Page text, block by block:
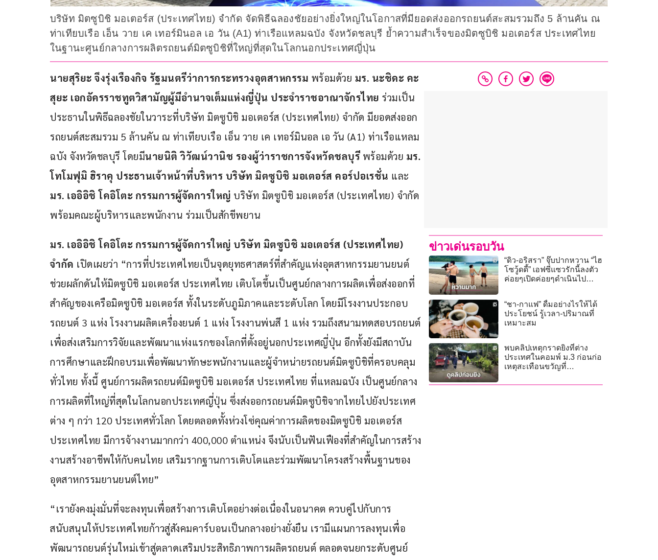
บริษัท มิตซูบิชิ มอเตอร์ส (ประเทศไทย) จำกัด จัดพิธีฉลองชัยอย่างยิ่งใหญ่ในโอกาสที่มียอดส่งออกรถยนต์สะสมรวมถึง 5 ล้านคัน ณ
ท่าเทียบเรือ เอ็น วาย เค เทอร์มินอล เอ วัน (A1) ท่าเรือแหลมฉบัง จังหวัดชลบุรี ย้ำความสำเร็จของมิตซูบิชิ มอเตอร์ส ประเทศไทย
ในฐานะศูนย์กลางการผลิตรถยนต์มิตซูบิชิที่ใหญ่ที่สุดในโลกนอกประเทศญี่ปุ่น
นายสุริยะ จึงรุ่งเรืองกิจ รัฐมนตรีว่าการกระทรวงอุตสาหกรรม พร้อมด้วย มร. นะชิดะ คะ
สุยะ เอกอัครราชทูตวิสามัญผู้มีอำนาจเต็มแห่งญี่ปุ่น ประจำราชอาณาจักรไทย ร่วมเป็น
ประธานในพิธีฉลองชัยในวาระที่บริษัท มิตซูบิชิ มอเตอร์ส (ประเทศไทย) จำกัด มียอดส่งออก
รถยนต์สะสมรวม 5 ล้านคัน ณ ท่าเทียบเรือ เอ็น วาย เค เทอร์มินอล เอ วัน (A1) ท่าเรือแหลม
ฉบัง จังหวัดชลบุรี โดยมีนายนิติ วิวัฒน์วานิช รองผู้ว่าราชการจังหวัดชลบุรี พร้อมด้วย มร.
โทโมฟุมิ ฮิราคุ ประธานเจ้าหน้าที่บริหาร บริษัท มิตซูบิชิ มอเตอร์ส คอร์ปอเรชั่น และ
มร. เออิอิชิ โคอิโตะ กรรมการผู้จัดการใหญ่ บริษัท มิตซูบิชิ มอเตอร์ส (ประเทศไทย) จำกัด
พร้อมคณะผู้บริหารและพนักงาน ร่วมเป็นสักขีพยาน
มร. เออิอิชิ โคอิโตะ กรรมการผู้จัดการใหญ่ บริษัท มิตซูบิชิ มอเตอร์ส (ประเทศไทย)
จำกัด เปิดเผยว่า “การที่ประเทศไทยเป็นจุดยุทธศาสตร์ที่สำคัญแห่งอุตสาหกรรมยานยนต์
ช่วยผลักดันให้มิตซูบิชิ มอเตอร์ส ประเทศไทย เติบโตขึ้นเป็นศูนย์กลางการผลิตเพื่อส่งออกที่
สำคัญของเครือมิตซูบิชิ มอเตอร์ส ทั้งในระดับภูมิภาคและระดับโลก โดยมีโรงงานประกอบ
รถยนต์ 3 แห่ง โรงงานผลิตเครื่องยนต์ 1 แห่ง โรงงานพ่นสี 1 แห่ง รวมถึงสนามทดสอบรถยนต์
เพื่อส่งเสริมการวิจัยและพัฒนาแห่งแรกของโลกที่ตั้งอยู่นอกประเทศญี่ปุ่น อีกทั้งยังมีสถาบัน
การศึกษาและฝึกอบรมเพื่อพัฒนาทักษะพนักงานและผู้จำหน่ายรถยนต์มิตซูบิชิที่ครอบคลุม
ทั่วไทย ทั้งนี้ ศูนย์การผลิตรถยนต์มิตซูบิชิ มอเตอร์ส ประเทศไทย ที่แหลมฉบัง เป็นศูนย์กลาง
การผลิตที่ใหญ่ที่สุดในโลกนอกประเทศญี่ปุ่น ซึ่งส่งออกรถยนต์มิตซูบิชิจากไทยไปยังประเทศ
ต่าง ๆ กว่า 120 ประเทศทั่วโลก โดยตลอดทั้งห่วงโซ่คุณค่าการผลิตของมิตซูบิชิ มอเตอร์ส
ประเทศไทย มีการจ้างงานมากกว่า 400,000 ตำแหน่ง จึงนับเป็นฟันเฟืองที่สำคัญในการสร้าง
งานสร้างอาชีพให้กับคนไทย เสริมรากฐานการเติบโตและร่วมพัฒนาโครงสร้างพื้นฐานของ
อุตสาหกรรมยานยนต์ไทย”
“เรายังคงมุ่งมั่นที่จะลงทุนเพื่อสร้างการเติบโตอย่างต่อเนื่องในอนาคต ควบคู่ไปกับการ
สนับสนุนให้ประเทศไทยก้าวสู่สังคมคาร์บอนเป็นกลางอย่างยั่งยืน เรามีแผนการลงทุนเพื่อ
พัฒนารถยนต์รุ่นใหม่เข้าสู่ตลาดเสริมประสิทธิภาพการผลิตรถยนต์ ตลอดจนยกระดับศูนย์
ข่าวเด่นรอบวัน
“ดิว-อริสรา” จุ๊บปากหวาน “ไฮ
โซวู้ดดี้” เอฟซีแซวรักนี้ลงตัว
ค่อยๆเปิดค่อยๆดำเนินไป
“ชา-กาแฟ” ดื่มอย่างไรให้ได้
ประโยชน์ รู้เวลา-ปริมาณที่
เหมาะสม
พบคลิปเหตุกราดยิงที่ต่าง
ประเทศในคอมพ์ ม.3 ก่อนก่อ
เหตุสะเทือนขวัญที่